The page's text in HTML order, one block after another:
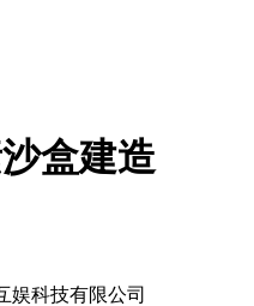
盒建造
娱科技有限公司